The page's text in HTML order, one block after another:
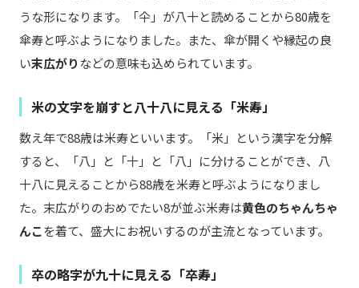
うな形になります。「仐」が八十と読めることから80歳を
傘寿と呼ぶようになりました。また、傘が開くや縁起の良
い末広がり などの意味も込められています。
米の文字を崩すと八十八に見える「米寿」
数え年で88歳は米寿といいます。「米」という漢字を分解
すると、「八」と「十」と「八」に分けることができ、八
十八に見えることから88歳を米寿と呼ぶようになりまし
た。末広がりのおめでたい8が並ぶ米寿は黄色のちゃんちゃ
んこを着て、盛大にお祝いするのが主流となっています。
卒の略字が九十に見える「卒寿」